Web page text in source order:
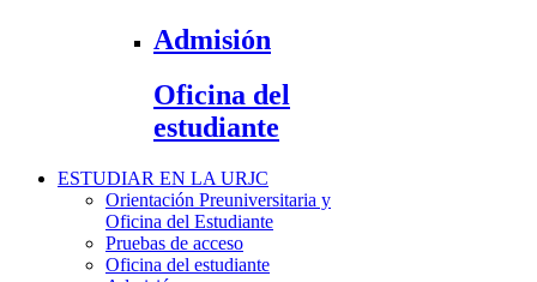
Admisión
Oficina del
estudiante
ESTUDIAR EN LA URJC
Orientación Preuniversitaria y
Oficina del Estudiante
Pruebas de acceso
Oficina del estudiante